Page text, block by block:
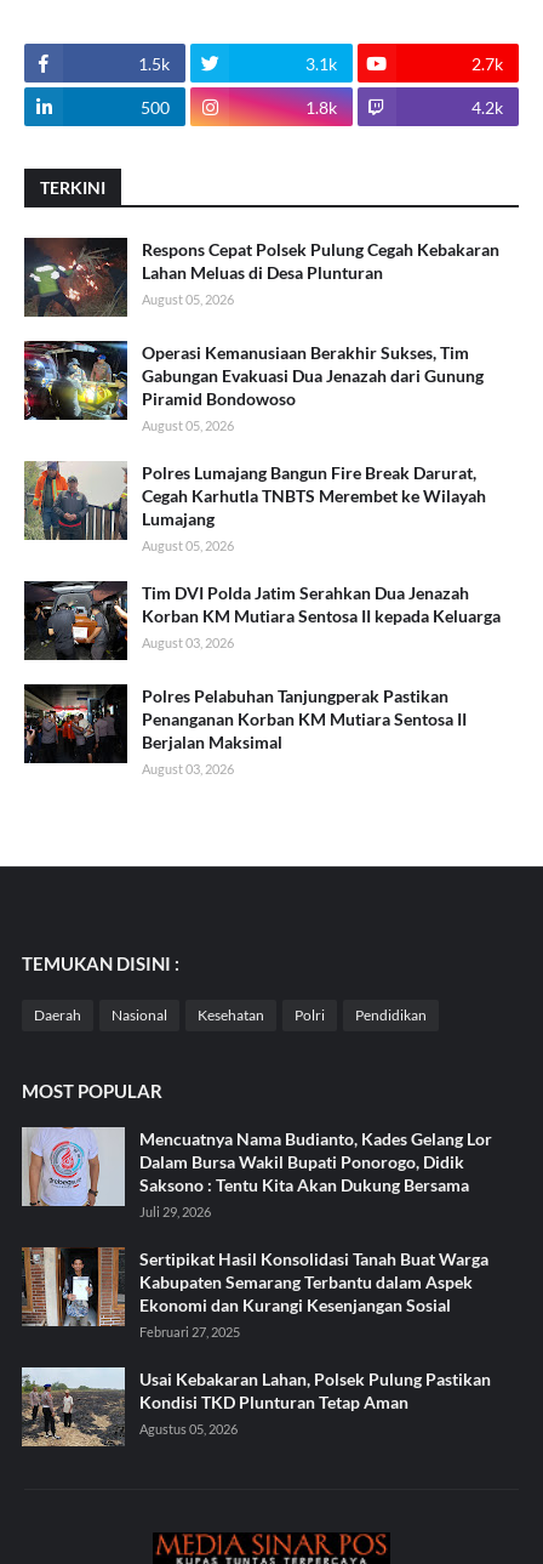
1.5k 3.1k 2.7k
500 1.8k 4.2k
TERKINI
Respons Cepat Polsek Pulung Cegah Kebakaran
Lahan Meluas di Desa Plunturan
August 05, 2026
Operasi Kemanusiaan Berakhir Sukses, Tim
Gabungan Evakuasi Dua Jenazah dari Gunung
Piramid Bondowoso
August 05, 2026
Polres Lumajang Bangun Fire Break Darurat,
Cegah Karhutla TNBTS Merembet ke Wilayah
Lumajang
August 05, 2026
Tim DVI Polda Jatim Serahkan Dua Jenazah
Korban KM Mutiara Sentosa II kepada Keluarga
August 03, 2026
Polres Pelabuhan Tanjungperak Pastikan
Penanganan Korban KM Mutiara Sentosa II
Berjalan Maksimal
August 03, 2026
TEMUKAN DISINI :
Daerah Nasional Kesehatan Polri Pendidikan
MOST POPULAR
Mencuatnya Nama Budianto, Kades Gelang Lor
Dalam Bursa Wakil Bupati Ponorogo, Didik
Saksono : Tentu Kita Akan Dukung Bersama
Juli 29, 2026
Sertipikat Hasil Konsolidasi Tanah Buat Warga
Kabupaten Semarang Terbantu dalam Aspek
Ekonomi dan Kurangi Kesenjangan Sosial
Februari 27, 2025
Usai Kebakaran Lahan, Polsek Pulung Pastikan
Kondisi TKD Plunturan Tetap Aman
Agustus 05, 2026